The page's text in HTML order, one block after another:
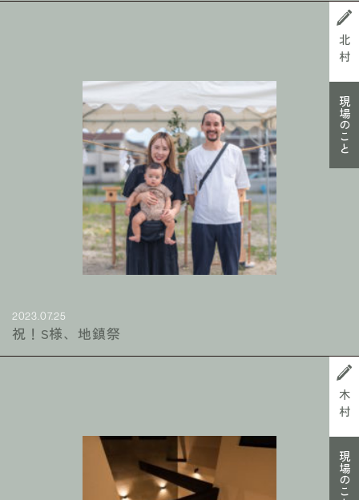
北村
現場のこと
2023.07.25
祝！S様、地鎮祭
木村
現場のこと